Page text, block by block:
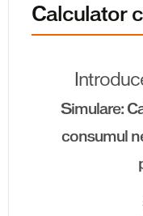
Calculator
Simulare:
consumul